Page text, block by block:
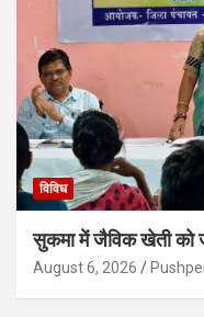
विविध
सुकमा में जैविक खेती
August 6, 2026